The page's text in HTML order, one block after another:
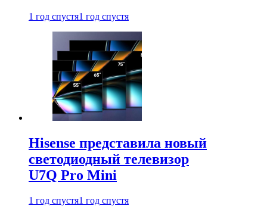
1 год спустя1 год спустя
Hisense представила новый
светодиодный телевизор
U7Q Pro Mini
1 год спустя1 год спустя